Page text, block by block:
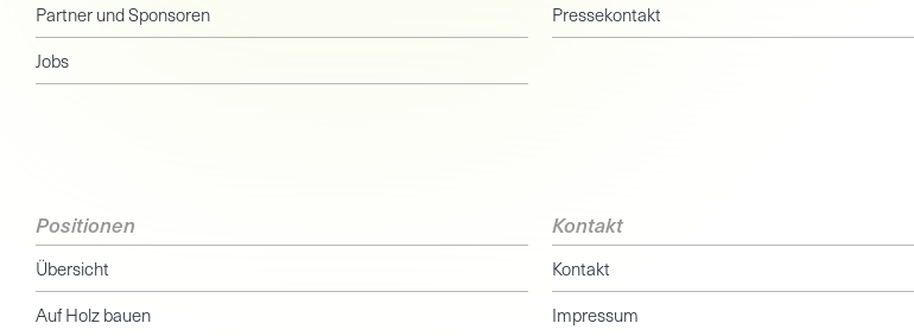
Partner und Sponsoren
Jobs
Pressekontakt
Positionen
Übersicht
Auf Holz bauen
Kontakt
Kontakt
Impressum